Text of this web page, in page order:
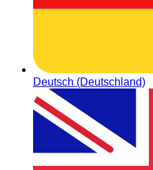
Deutsch (Deutschland)